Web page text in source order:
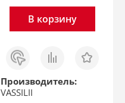
В корзину
Заказ
в 1
клик
Сравнить Отложить
Производитель:
VASSILII